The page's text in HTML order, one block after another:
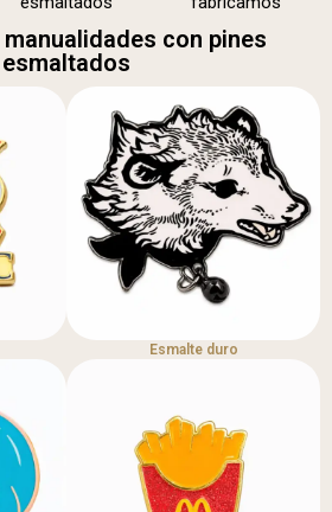
con pines
esmaltados
Esmalte duro